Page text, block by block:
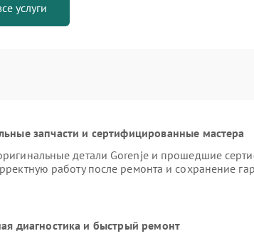
услуги
запчасти и сертифицированные мастера
детали Gorenje и прошедшие
работу после ремонта и сохранение
диагностика и быстрый ремонт